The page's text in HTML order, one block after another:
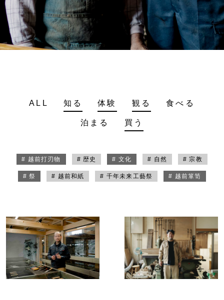
ALL 知る 体験 観る 食べる
泊まる 買う
# 越前打刃物 # 歴史 # 文化 # 自然 # 宗教
# 祭 # 越前和紙 # 千年未来工藝祭 # 越前箪笥